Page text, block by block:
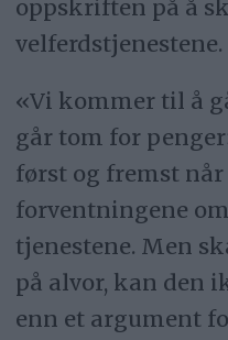
oppskriften på å
velferdstjenestene.
«Vi kommer til å
går tom for
først og fremst
forventningene
tjenestene. Men
på alvor, kan den
enn et argument